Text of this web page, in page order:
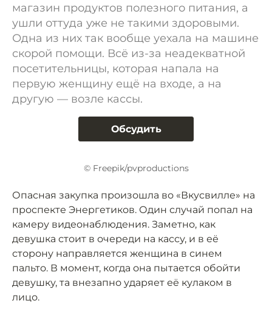
магазин продуктов полезного питания, а
ушли оттуда уже не такими здоровыми.
Одна из них так вообще уехала на машине
скорой помощи. Всё из-за неадекватной
посетительницы, которая напала на
первую женщину ещё на входе, а на
другую — возле кассы.
Обсудить
© Freepik/pvproductions
Опасная закупка произошла во «Вкусвилле» на
проспекте Энергетиков. Один случай попал на
камеру видеонаблюдения. Заметно, как
девушка стоит в очереди на кассу, и в её
сторону направляется женщина в синем
пальто. В момент, когда она пытается обойти
девушку, та внезапно ударяет её кулаком в
лицо.